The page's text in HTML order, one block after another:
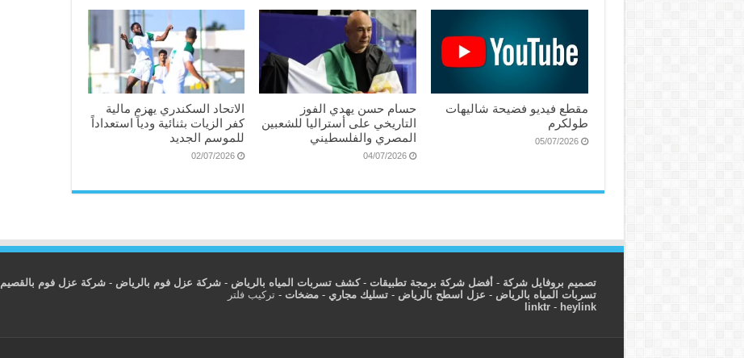
مقطع فيديو فضيحة شاليهات
طولكرم
05/07/2026
حسام حسن يهدي الفوز
التاريخي على أستراليا للشعبين
المصري والفلسطيني
04/07/2026
الاتحاد السكندري يهزم مالية
كفر الزيات بثنائية ودياً استعداداً
للموسم الجديد
02/07/2026
تصميم بروفايل شركة - أفضل شركة برمجة تطبيقات -كشف تسربات المياه بالرياض -شركة عزل فوم بالرياض -شركة عزل فوم بالقصيم
تسربات المياه بالرياض - عزل اسطح بالرياض -تسليك مجاري -مضخات -تركيب فلتر
linktr- heylink